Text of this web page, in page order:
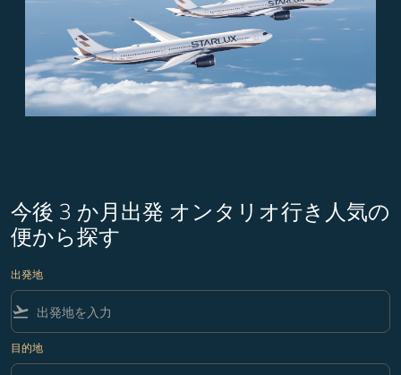
今後 3 か月出発 オンタリオ行き人気の
便から探す
出発地
flight_takeoff
目的地